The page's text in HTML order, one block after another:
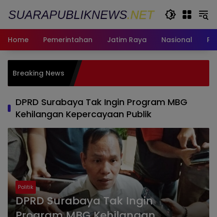
Home
Pemerintahan Jatim Raya Nasional
Breaking News
DPRD Surabaya Tak Ingin Program MBG
Kehilangan Kepercayaan Publik
Politik
DPRD Surabaya Tak Ingin